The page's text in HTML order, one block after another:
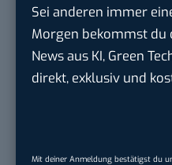
Sei anderen immer
Morgen bekommst du
News aus KI, Green
direkt, exklusiv und
Mit deiner Anmeldung bestätigst du
Community
(w/m/d)
Zentrum für
P...